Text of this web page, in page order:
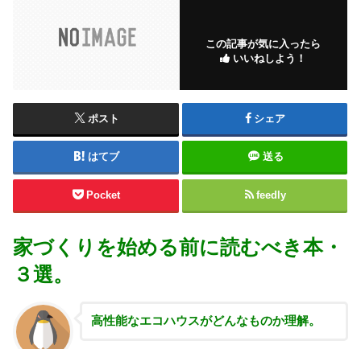
この記事が気に入ったら
いいねしよう！
ポスト シェア
はてブ 送る
Pocket feedly
家づくりを始める前に読むべき本・
３選。
高性能なエコハウスがどんなものか理解。